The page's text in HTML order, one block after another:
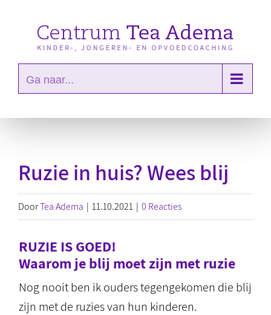
Ga naar...
Ruzie in huis? Wees blij
DoorTea Adema | 11.10.2021 | 0 Reacties
RUZIE IS GOED!
Waarom je blij moet zijn met ruzie
Nog nooit ben ik ouders tegengekomen die blij
zijn met de ruzies van hun kinderen.